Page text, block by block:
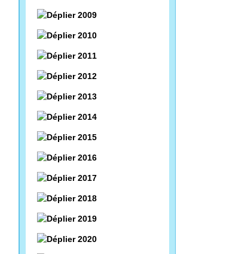
2009
2010
2011
2012
2013
2014
2015
2016
2017
2018
2019
2020